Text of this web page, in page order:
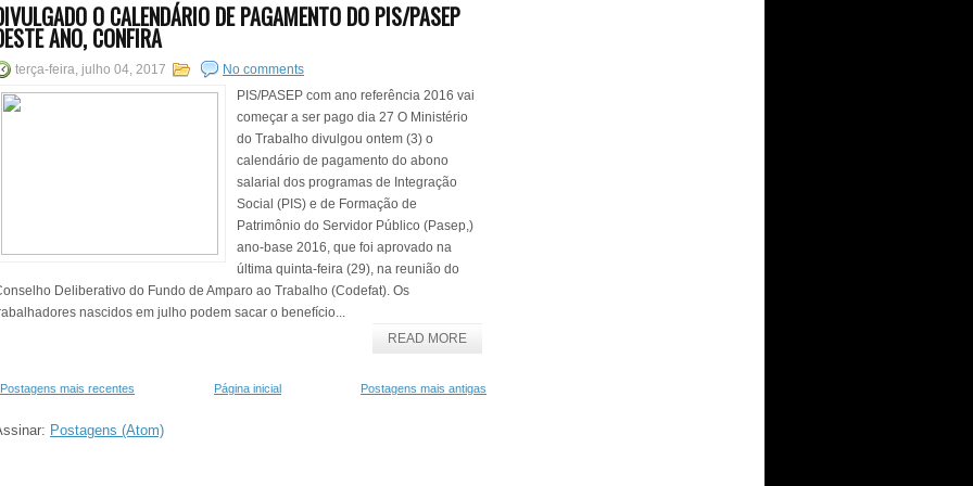
O CALENDÁRIO DE PAGAMENTO DO PIS/PASEP
ANO, CONFIRA
terça-feira, julho 04, 2017
No comments
PIS/PASEP com ano referência 2016 vai
começar a ser pago dia 27 O Ministério
do Trabalho divulgou ontem (3) o
calendário de pagamento do abono
salarial dos programas de Integração
Social (PIS) e de Formação de
Patrimônio do Servidor Público (Pasep,)
ano-base 2016, que foi aprovado na
última quinta-feira (29), na reunião do
Deliberativo do Fundo de Amparo ao Trabalho (Codefat). Os
nascidos em julho podem sacar o benefício...
READ MORE
Postagens mais recentes Postagens mais antigas
Página inicial
Postagens (Atom)